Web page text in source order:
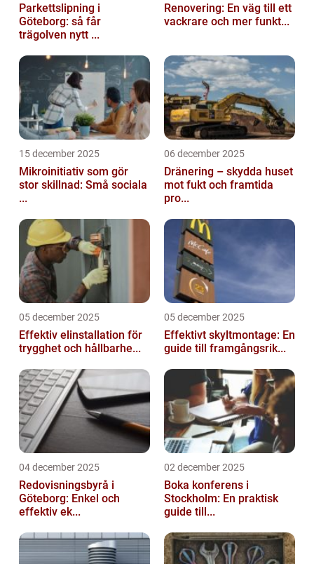
Parkettslipning i
Göteborg: så får
trägolven nytt ...
Renovering: En väg till ett
vackrare och mer funkt...
15 december 2025
Mikroinitiativ som gör
stor skillnad: Små sociala
...
06 december 2025
Dränering – skydda huset
mot fukt och framtida
pro...
05 december 2025
Effektiv elinstallation för
trygghet och hållbarhe...
05 december 2025
Effektivt skyltmontage: En
guide till framgångsrik...
04 december 2025
Redovisningsbyrå i
Göteborg: Enkel och
effektiv ek...
02 december 2025
Boka konferens i
Stockholm: En praktisk
guide till...